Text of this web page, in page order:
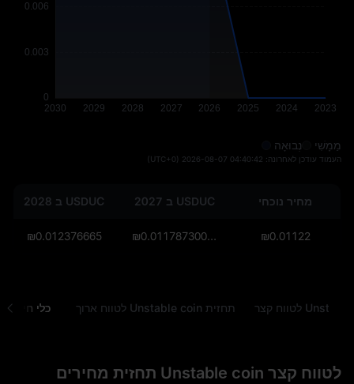
מַמָשִׁי נְבוּאָה
העמוד עודכן לאחרונה: 2026-08-07 04:40:42
(UTC+0)
מחיר נוכחי USDUC ב 2027 USDUC ב 2028
₪0.01122
₪0.0117873000000000015
₪0.012376665
תחזית Unstable coin לטווח ארוך כלי חיזוי
לטווח קצר Unstable coin תחזית מחירים